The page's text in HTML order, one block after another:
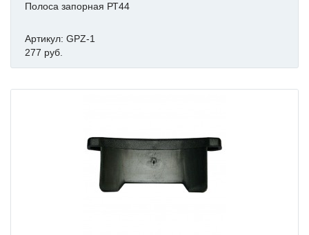
Полоса запорная РТ44
Артикул: GPZ-1
277 руб.